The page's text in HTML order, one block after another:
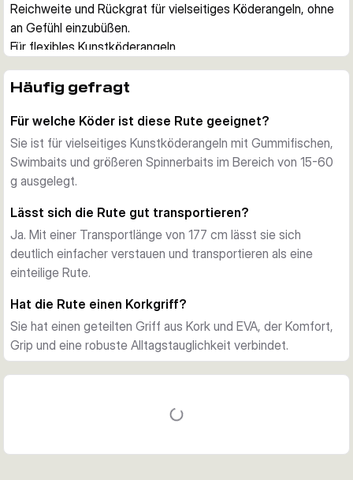
Reichweite und Rückgrat für vielseitiges Köderangeln, ohne
an Gefühl einzubüßen.
Für flexibles Kunstköderangeln
bleibt aber kräftig genug für saubere Anhiebe und die
Praxisnahe Ausstattung
Die Rute kommt mit geteiltem Kork- und EVA-Griff, Fuji-
Beringung, abnehmbarem Hakenhalter und einer kompakten
Transportlänge für einfachen Transport.
Eine unkomplizierte Baitcastrute für Angler, die an Fluss,
See, vom Ufer oder Boot eine zuverlässige und vielseitige
Lösung suchen.
Häufig gefragt
Für welche Köder ist diese Rute geeignet?
Sie ist für vielseitiges Kunstköderangeln mit Gummifischen,
Swimbaits und größeren Spinnerbaits im Bereich von 15-60
g ausgelegt.
Lässt sich die Rute gut transportieren?
Ja. Mit einer Transportlänge von 177 cm lässt sie sich
deutlich einfacher verstauen und transportieren als eine
einteilige Rute.
Hat die Rute einen Korkgriff?
Sie hat einen geteilten Griff aus Kork und EVA, der Komfort,
Grip und eine robuste Alltagstauglichkeit verbindet.